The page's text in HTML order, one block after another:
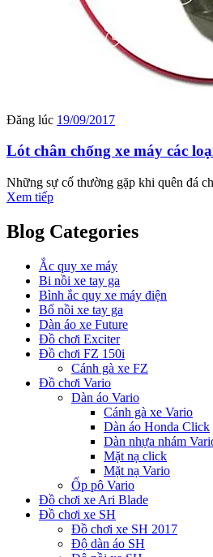
Đăng lúc 19/09/2017
Lót chân chống xe máy các
Những sự cố thường gặp khi quên đá
Xem tiếp
Blog Categories
Ắc quy xe máy
Bi nồi xe tay ga
Bình ắc quy xe máy điện
Bố nồi xe tay ga
Dàn áo xe Future
Đồ chơi Exciter
Đồ chơi FZ 150i
Cánh gà xe FZ
Đồ chơi Vario
Dàn áo Vario
Cánh gà xe Vario
Dàn áo Honda Click
Dàn nhựa nhám
Mặt nạ click
Mặt nạ Vario
Ốp pô Vario
Đồ chơi xe Ari Blade
Đồ chơi xe SH
Đồ chơi xe SH 2017
Độ dàn áo SH